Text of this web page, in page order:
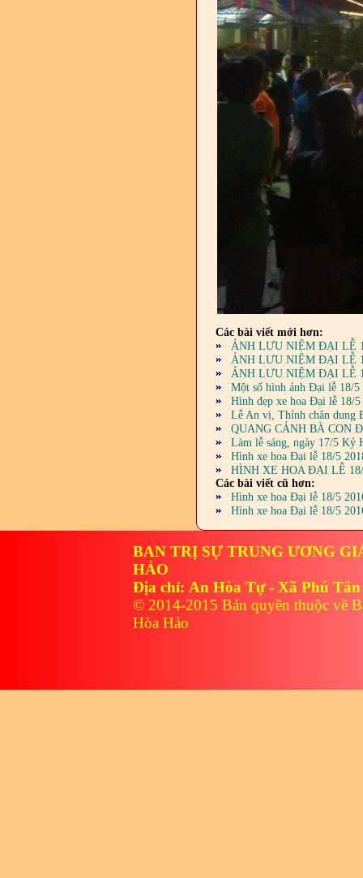
Các bài viết mới hơn:
ẢNH LƯU NIỆM ĐẠI LỄ
ẢNH LƯU NIỆM ĐẠI LỄ
ẢNH LƯU NIỆM ĐẠI LỄ
Một số hình ảnh Đại lễ 18/
Hình đẹp xe hoa Đại lễ 18/
Lễ An vị, Thỉnh chân dung
QUANG CẢNH BÀ CON
Làm lễ sáng, ngày 17/5 Kỷ
Hình xe hoa Đại lễ 18/5
HÌNH XE HOA ĐẠI LỄ
Các bài viết cũ hơn:
Hình xe hoa Đại lễ 18/5
Hình xe hoa Đại lễ 18/5
BAN TRỊ SỰ TRUNG ƯƠNG
HẢO
Địa chỉ: An Hòa Tự - Xã Phú
© 2014-2015 Bản quyền thuộc về
Hòa Hảo